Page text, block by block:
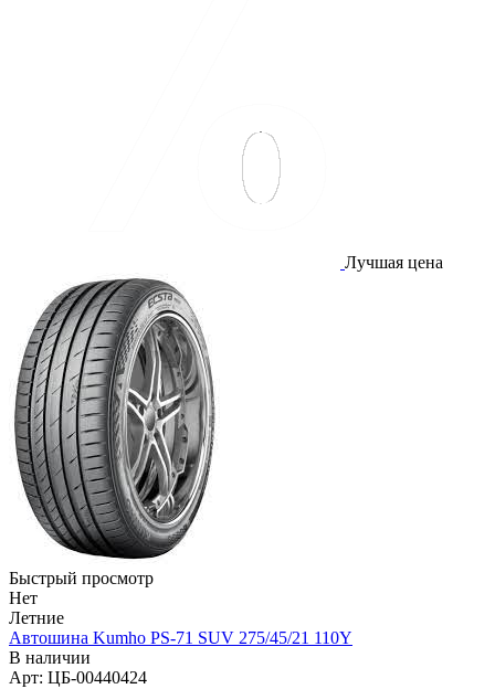
Лучшая цена
Быстрый просмотр
Нет
Летние
Автошина Kumho PS-71 SUV 275/45/21 110Y
В наличии
Арт: ЦБ-00440424